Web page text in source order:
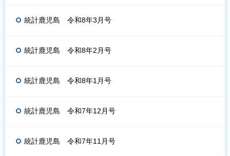
統計鹿児島 令和8年3月号
統計鹿児島 令和8年2月号
統計鹿児島 令和8年1月号
統計鹿児島 令和7年12月号
統計鹿児島 令和7年11月号